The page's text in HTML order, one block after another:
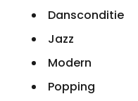
Dansconditie
Jazz
Modern
Popping